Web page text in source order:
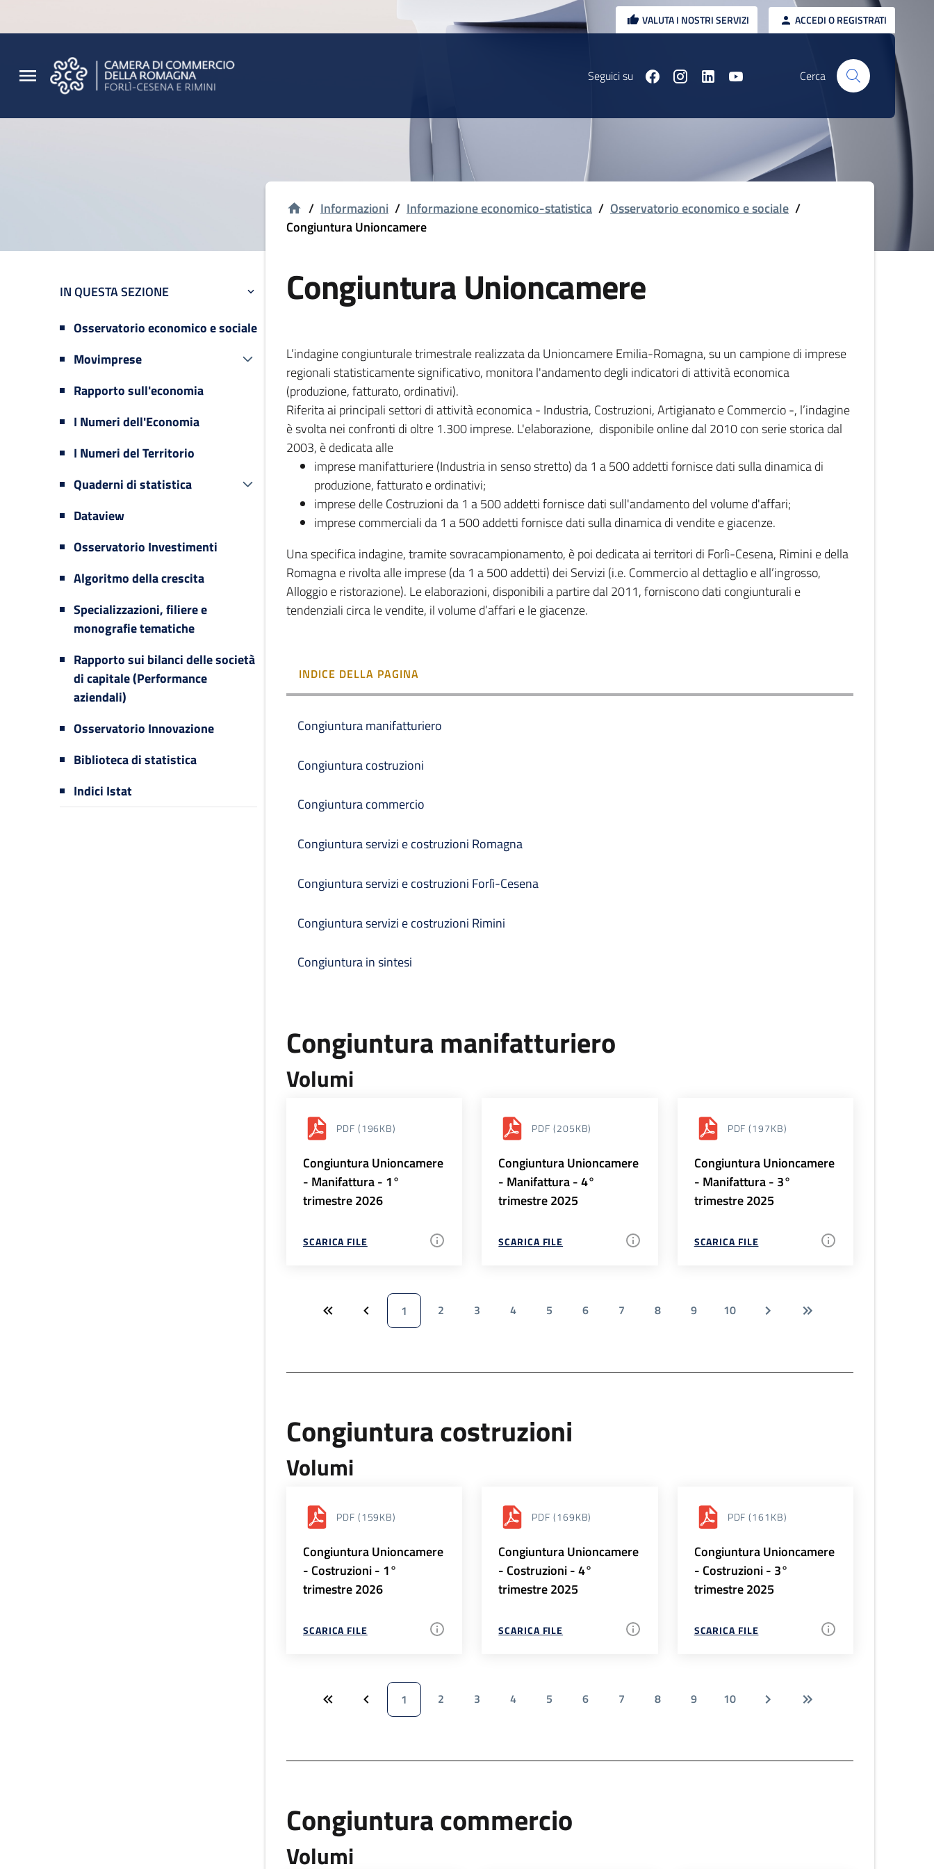
VALUTA I NOSTRI SERVIZI ACCEDI O REGISTRATI
Seguici su Cerca
IN QUESTA SEZIONE
Osservatorio economico e sociale
Movimprese
Rapporto sull'economia
I Numeri dell'Economia
I Numeri del Territorio
Quaderni di statistica
Dataview
Osservatorio Investimenti
Algoritmo della crescita
Specializzazioni, filiere e
monografie tematiche
Rapporto sui bilanci delle società
di capitale (Performance
aziendali)
Osservatorio Innovazione
Biblioteca di statistica
Indici Istat
/ Informazioni / Informazione economico-statistica / Osservatorio economico e sociale /
Congiuntura Unioncamere
Congiuntura Unioncamere
L’indagine congiunturale trimestrale realizzata da Unioncamere Emilia-Romagna, su un campione di imprese
regionali statisticamente significativo, monitora l'andamento degli indicatori di attività economica
(produzione, fatturato, ordinativi).
Riferita ai principali settori di attività economica - Industria, Costruzioni, Artigianato e Commercio -, l’indagine
è svolta nei confronti di oltre 1.300 imprese. L'elaborazione, disponibile online dal 2010 con serie storica dal
2003, è dedicata alle
imprese manifatturiere (Industria in senso stretto) da 1 a 500 addetti fornisce dati sulla dinamica di
produzione, fatturato e ordinativi;
imprese delle Costruzioni da 1 a 500 addetti fornisce dati sull'andamento del volume d'affari;
imprese commerciali da 1 a 500 addetti fornisce dati sulla dinamica di vendite e giacenze.
Una specifica indagine, tramite sovracampionamento, è poi dedicata ai territori di Forlì-Cesena, Rimini e della
Romagna e rivolta alle imprese (da 1 a 500 addetti) dei Servizi (i.e. Commercio al dettaglio e all’ingrosso,
Alloggio e ristorazione). Le elaborazioni, disponibili a partire dal 2011, forniscono dati congiunturali e
tendenziali circa le vendite, il volume d’affari e le giacenze.
INDICE DELLA PAGINA
Congiuntura manifatturiero
Congiuntura costruzioni
Congiuntura commercio
Congiuntura servizi e costruzioni Romagna
Congiuntura servizi e costruzioni Forlì-Cesena
Congiuntura servizi e costruzioni Rimini
Congiuntura in sintesi
Congiuntura manifatturiero
Volumi
PDF (196KB)
Congiuntura Unioncamere
- Manifattura - 1°
trimestre 2026
SCARICA FILE
PDF (205KB)
Congiuntura Unioncamere
- Manifattura - 4°
trimestre 2025
SCARICA FILE
PDF (197KB)
Congiuntura Unioncamere
- Manifattura - 3°
trimestre 2025
SCARICA FILE
1 2 3 4 5 6 7 8 9 10
Congiuntura costruzioni
Volumi
PDF (159KB)
Congiuntura Unioncamere
- Costruzioni - 1°
trimestre 2026
SCARICA FILE
PDF (169KB)
Congiuntura Unioncamere
- Costruzioni - 4°
trimestre 2025
SCARICA FILE
PDF (161KB)
Congiuntura Unioncamere
- Costruzioni - 3°
trimestre 2025
SCARICA FILE
1 2 3 4 5 6 7 8 9 10
Congiuntura commercio
Volumi